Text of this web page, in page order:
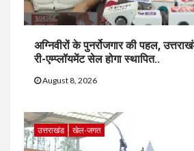
अग्निवीरों के पुनर्रोजगार की पहल,
री-एम्प्लॉयमेंट सेल होगा स्थापित..
August 8, 2026
उत्तराखंड खेल-जगत